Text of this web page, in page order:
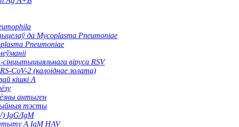
да Mycoplasma Pneumoniae
Pneumoniae
віруса RSV
CoV-2 (калоіднае золата)
кішкі А
антыген
тэсты
IgG/IgM
А IgM HAV